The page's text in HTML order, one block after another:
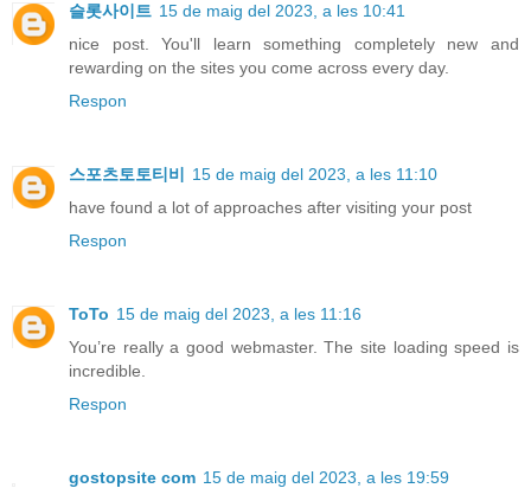
슬롯사이트 15 de maig del 2023, a les 10:41
nice post. You'll learn something completely new and
rewarding on the sites you come across every day.
Respon
스포츠토토티비
15 de maig del 2023, a les 11:10
have found a lot of approaches after visiting your post
Respon
ToTo 15 de maig del 2023, a les 11:16
You’re really a good webmaster. The site loading speed is
incredible.
Respon
gostopsite com 15 de maig del 2023, a les 19:59